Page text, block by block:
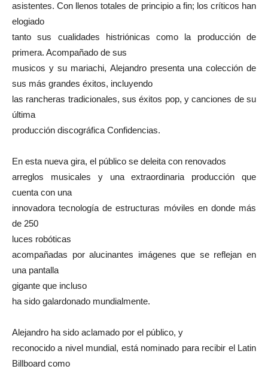
asistentes. Con llenos totales de principio a fin; los críticos han
elogiado
tanto sus cualidades histriónicas como la producción de
primera. Acompañado de sus
musicos y su mariachi, Alejandro presenta una colección de
sus más grandes éxitos, incluyendo
las rancheras tradicionales, sus éxitos pop, y canciones de su
última
producción discográfica Confidencias.
En esta nueva gira, el público se deleita con renovados
arreglos musicales y una extraordinaria producción que
cuenta con una
innovadora tecnologíade estructuras móviles en donde más
de 250
luces robóticas
acompañadas poralucinantes imágenes que se reflejan en
una pantalla
gigante que incluso
ha sido galardonado mundialmente.
Alejandro ha sido aclamado por el público, y
reconocido a nivel mundial, está nominado para recibir el Latin
Billboard como